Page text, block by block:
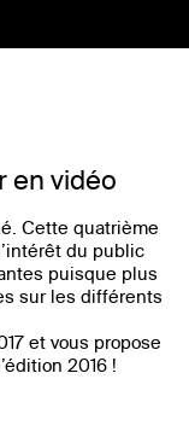
en vidéo
Cette quatrième
du public
puisque plus
sur les différents
et vous propose
2016 !